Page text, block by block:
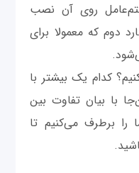
روی آن نصب
دوم که معمولا برای
کدام یک بیشتر با
با بیان تفاوت بین
برطرف می‌کنیم تا